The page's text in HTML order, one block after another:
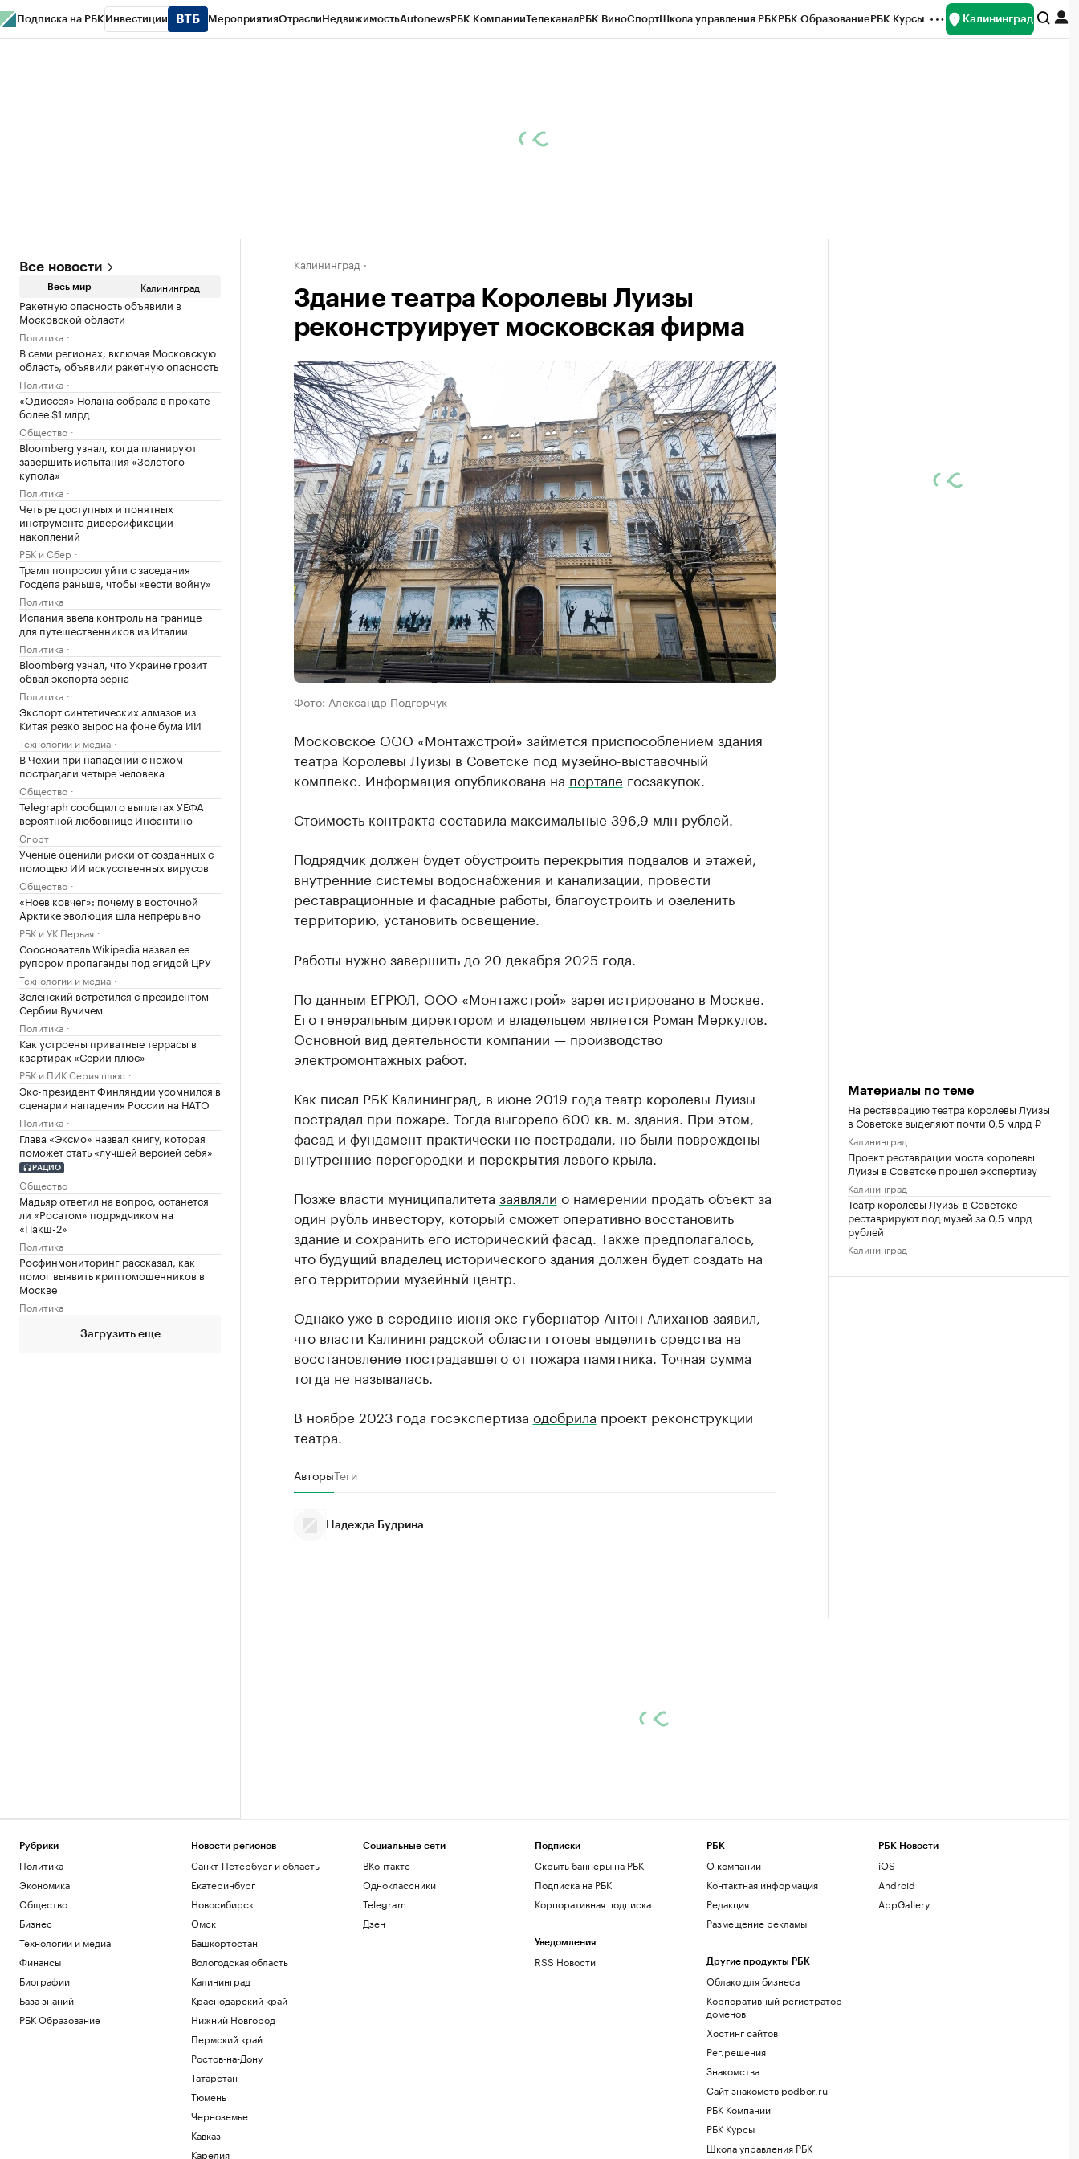
Подписка на РБК Инвестиции МероприятияОтраслиНедвижимостьAutonewsРБК КомпанииТелеканалРБК ВиноСпортШкола управления РБКРБК ОбразованиеРБК Курсы Калининград
Все новости
Весь мир Калининград
Ракетную опасность объявили в
Московской области
Политика
В семи регионах, включая Московскую
область, объявили ракетную опасность
Политика
«Одиссея» Нолана собрала в прокате
более $1 млрд
Общество
Bloomberg узнал, когда планируют
завершить испытания «Золотого
купола»
Политика
Четыре доступных и понятных
инструмента диверсификации
накоплений
РБК и Сбер
Трамп попросил уйти с заседания
Госдепа раньше, чтобы «вести войну»
Политика
Испания ввела контроль на границе
для путешественников из Италии
Политика
Bloomberg узнал, что Украине грозит
обвал экспорта зерна
Политика
Экспорт синтетических алмазов из
Китая резко вырос на фоне бума ИИ
Технологии и медиа
В Чехии при нападении с ножом
пострадали четыре человека
Общество
Telegraph сообщил о выплатах УЕФА
вероятной любовнице Инфантино
Спорт
Ученые оценили риски от созданных с
помощью ИИ искусственных вирусов
Общество
«Ноев ковчег»: почему в восточной
Арктике эволюция шла непрерывно
РБК и УК Первая
Сооснователь Wikipedia назвал ее
рупором пропаганды под эгидой ЦРУ
Технологии и медиа
Зеленский встретился с президентом
Сербии Вучичем
Политика
Как устроены приватные террасы в
квартирах «Серии плюс»
РБК и ПИК Серия плюс
Экс-президент Финляндии усомнился в
сценарии нападения России на НАТО
Политика
Глава «Эксмо» назвал книгу, которая
поможет стать «лучшей версией себя»
РАДИО
Общество
Мадьяр ответил на вопрос, останется
ли «Росатом» подрядчиком на
«Пакш-2»
Политика
Росфинмониторинг рассказал, как
помог выявить криптомошенников в
Москве
Политика
Загрузить еще
Калининград
Здание театра Королевы Луизы
реконструирует московская фирма
Фото: Александр Подгорчук
Московское ООО «Монтажстрой» займется приспособлением здания
театра Королевы Луизы в Советске под музейно-выставочный
комплекс. Информация опубликована на портале госзакупок.
Стоимость контракта составила максимальные 396,9 млн рублей.
Подрядчик должен будет обустроить перекрытия подвалов и этажей,
внутренние системы водоснабжения и канализации, провести
реставрационные и фасадные работы, благоустроить и озеленить
территорию, установить освещение.
Работы нужно завершить до 20 декабря 2025 года.
По данным ЕГРЮЛ, ООО «Монтажстрой» зарегистрировано в Москве.
Его генеральным директором и владельцем является Роман Меркулов.
Основной вид деятельности компании — производство
электромонтажных работ.
Как писал РБК Калининград, в июне 2019 года театр королевы Луизы
пострадал при пожаре. Тогда выгорело 600 кв. м. здания. При этом,
фасад и фундамент практически не пострадали, но были повреждены
внутренние перегородки и перекрытия левого крыла.
Позже власти муниципалитета заявляли о намерении продать объект за
один рубль инвестору, который сможет оперативно восстановить
здание и сохранить его исторический фасад. Также предполагалось,
что будущий владелец исторического здания должен будет создать на
его территории музейный центр.
Однако уже в середине июня экс-губернатор Антон Алиханов заявил,
что власти Калининградской области готовы выделитьсредства на
восстановление пострадавшего от пожара памятника. Точная сумма
тогда не называлась.
В ноябре 2023 года госэкспертиза одобрила проект реконструкции
театра.
АвторыТеги
Надежда Будрина
Материалы по теме
На реставрацию театра королевы Луизы
в Советске выделяют почти 0,5 млрд ₽
Калининград
Проект реставрации моста королевы
Луизы в Советске прошел экспертизу
Калининград
Театр королевы Луизы в Советске
реставрируют под музей за 0,5 млрд
рублей
Калининград
Рубрики
Политика
Экономика
Общество
Бизнес
Технологии и медиа
Финансы
Биографии
База знаний
РБК Образование
Новости регионов
Санкт-Петербург и область
Екатеринбург
Новосибирск
Омск
Башкортостан
Вологодская область
Калининград
Краснодарский край
Нижний Новгород
Пермский край
Ростов-на-Дону
Татарстан
Тюмень
Черноземье
Кавказ
Карелия
Социальные сети
ВКонтакте
Одноклассники
Telegram
Дзен
Подписки
Скрыть баннеры на РБК
Подписка на РБК
Корпоративная подписка
Уведомления
RSS Новости
РБК
О компании
Контактная информация
Редакция
Размещение рекламы
Другие продукты РБК
Облако для бизнеса
Корпоративный регистратор
доменов
Хостинг сайтов
Рег.решения
Знакомства
Сайт знакомств podbor.ru
РБК Компании
РБК Курсы
Школа управления РБК
РБК Новости
iOS
Android
AppGallery